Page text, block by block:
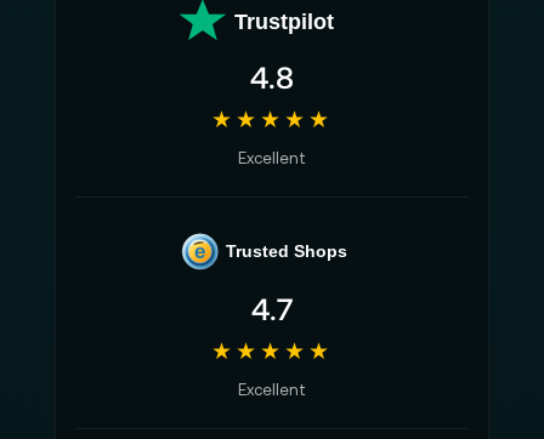
Trustpilot
4.8
★★★★★
Excellent
e Trusted Shops
4.7
★★★★★
Excellent